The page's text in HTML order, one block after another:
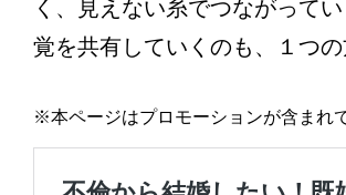
く、見えない糸でつながって
覚を共有していくのも、１つの